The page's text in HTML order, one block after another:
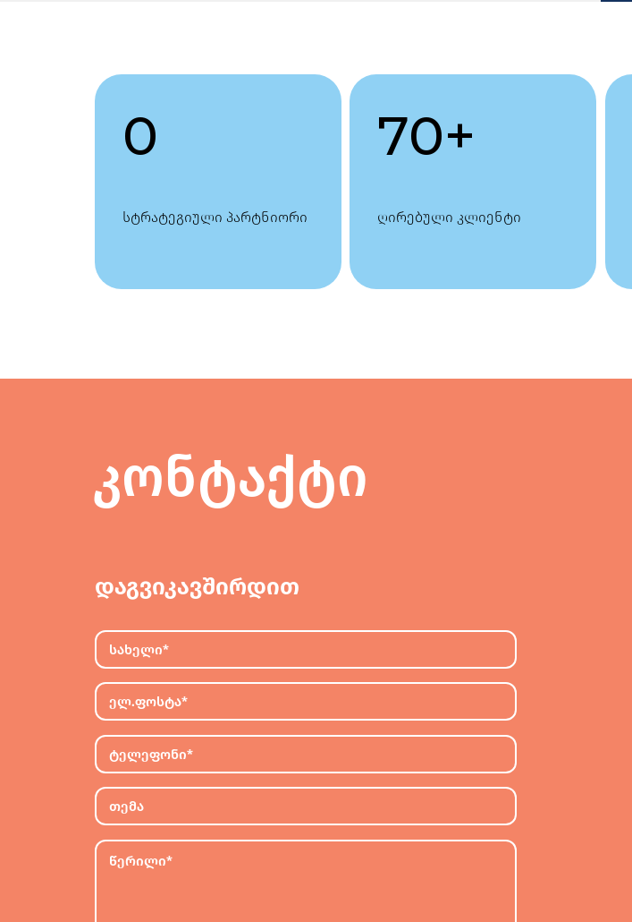
0
სტრატეგიული პარტნიორი
70+
ღირებული კლიენტი
კონტაქტი
დაგვიკავშირდით